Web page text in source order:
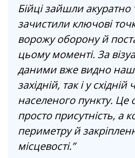
Бійці зайшли акуратно
зачистили ключові
ворожу оборону й
цьому моменті. За
даними вже видно
західній, так і у східній
населеного пункту. Це
просто присутність, а
периметру й
місцевості.”